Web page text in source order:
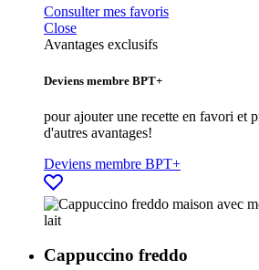
Consulter mes favoris
Close
Avantages exclusifs
Deviens membre BPT+
pour ajouter une recette en favori et
d'autres avantages!
Deviens membre BPT+
Cappuccino freddo